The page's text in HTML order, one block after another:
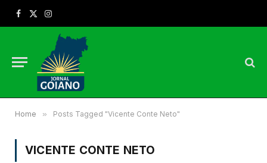
Facebook
X
Instagram
Home » Posts Tagged "Vicente Conte Neto"
VICENTE CONTE NETO